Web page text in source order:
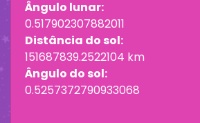
Ângulo lunar:
0.517902307882011
Distância do sol:
151687839.2522104 km
Ângulo do sol:
0.5257372790933068